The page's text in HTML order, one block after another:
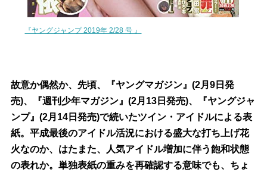
『ヤングジャンプ 2019年 2/28 号 』
故意か偶然か、先頃、『ヤングマガジン』(2月9日発
売)、『週刊少年マガジン』(2月13日発売)、『ヤングジャ
ンプ』(2月14日発売)で続いたツイン・アイドルによる表
紙。平成最後のアイドル活況における盛大な打ち上げ花
火なのか、はたまた、人気アイドル増加に伴う飽和状態
の表れか。単独表紙の重みを再確認する意味でも、ちょ